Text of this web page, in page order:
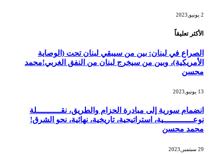
الأكثر تعليقاً
الصراع في لبنان: بين من سيبقي لبنان تحت (الوصاية
الأمريكية)، وبين من سيخرج لبنان من النفق الغربي!محمد
محسن
13 يونيو,2023
انضمام سورية إلى مبادرة الحزام والطريق، نقــــــــــلة
نوعــــــــــــية، استراتيجية، تاريخية، نهائية، نحو الشرق!
محمد محسن
29 سبتمبر,2023